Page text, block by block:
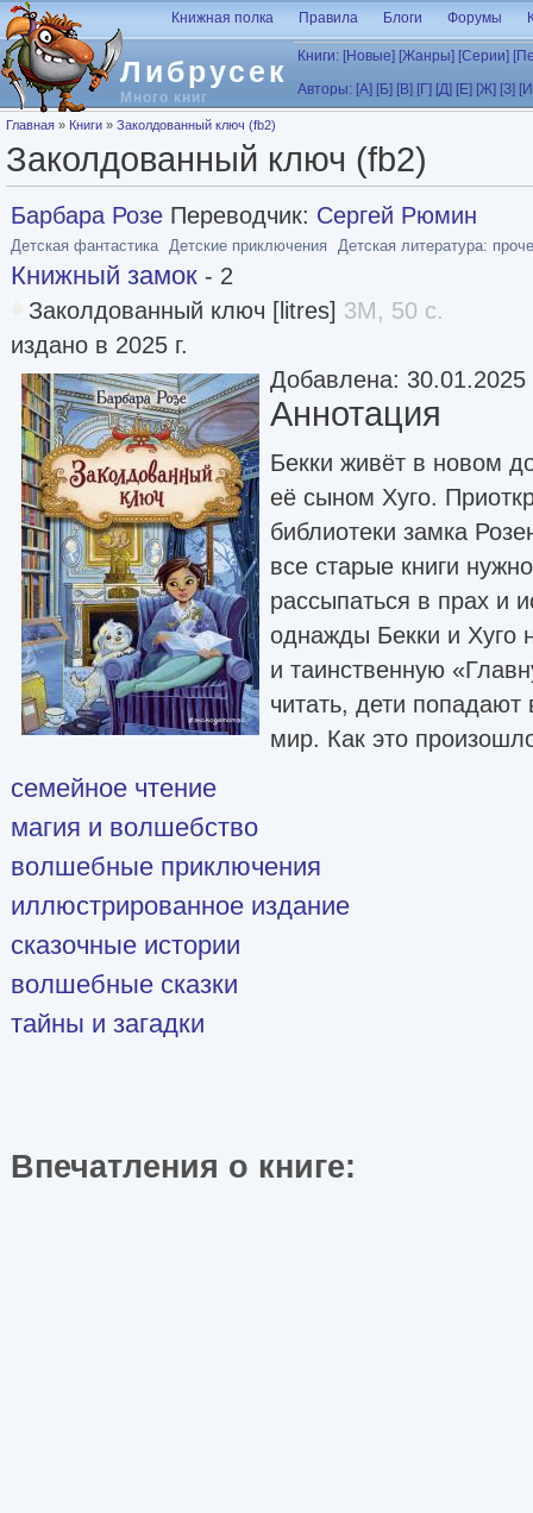
Перейти к основному содержанию
Либрусек
Много книг
Книжная полка Правила Блоги Форумы
Книги: [Новые] [Жанры] [Серии]
Авторы: [А] [Б] [В] [Г] [Д] [Е] [Ж] [З]
Вы здесь
Главная » Книги » Заколдованный ключ (fb2)
Заколдованный ключ (fb2)
Барбара Розе Переводчик: Сергей Рюмин
Детская фантастика Детские приключения Детская литература:
Книжный замок - 2
Заколдованный ключ [litres] 3M, 50 с.
издано в 2025 г.
Добавлена: 30.01.2025
Аннотация
Бекки живёт в новом
её сыном Хуго.
библиотеки замка
все старые книги
рассыпаться в прах и
однажды Бекки и Хуго
и таинственную
читать, дети
мир. Как это
семейное чтение
магия и волшебство
волшебные приключения
иллюстрированное издание
сказочные истории
волшебные сказки
тайны и загадки
Впечатления о книге: